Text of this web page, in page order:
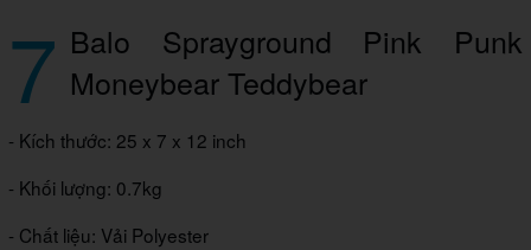
7 Balo Sprayground Pink Punk
Moneybear Teddybear
- Kích thước: 25 x 7 x 12 inch
- Khối lượng: 0.7kg
- Chất liệu: Vải Polyester